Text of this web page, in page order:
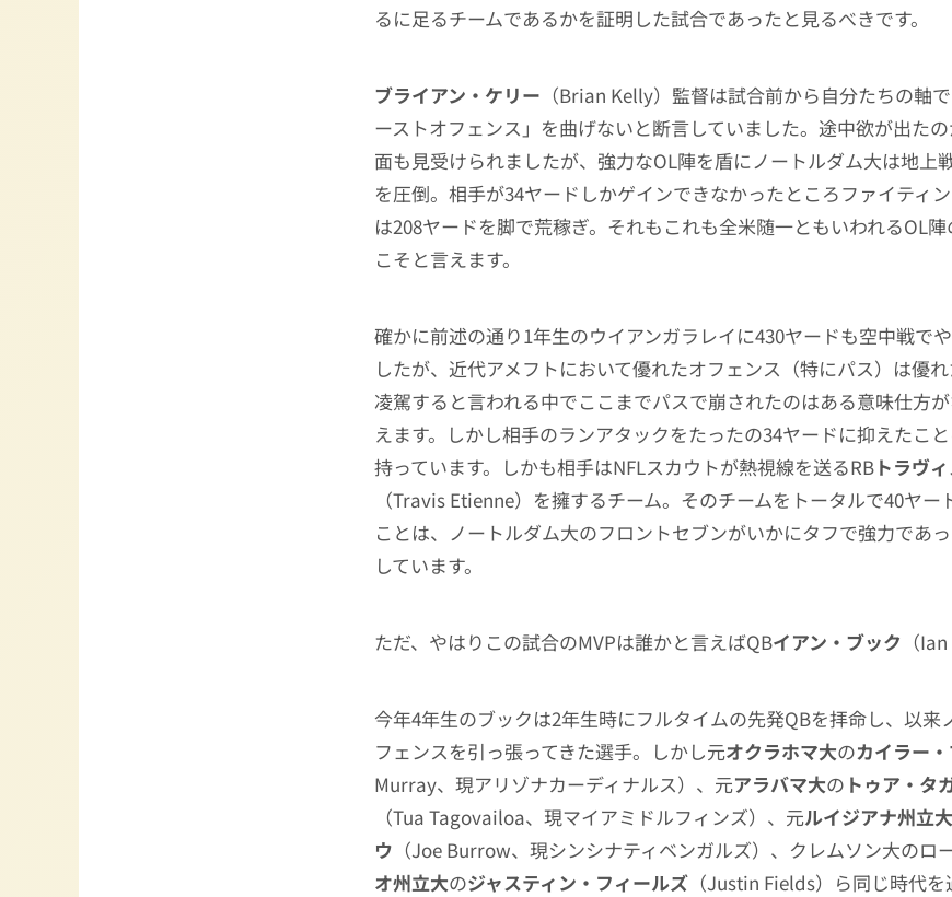
るに足るチームであるかを証明した試合であったと見るべきです。
ブライアン・ケリー （Brian Kelly）監督は試合前から自分たちの軸
ーストオフェンス」を曲げないと断言していました。途中欲が出た
面も見受けられましたが、強力なOL陣を盾にノートルダム大は地上
を圧倒。相手が34ヤードしかゲインできなかったところファイティ
は208ヤードを脚で荒稼ぎ。それもこれも全米随一ともいわれるOL
こそと言えます。
確かに前述の通り1年生のウイアンガラレイに430ヤードも空中戦で
したが、近代アメフトにおいて優れたオフェンス（特にパス）は優
凌駕すると言われる中でここまでパスで崩されたのはある意味仕方
えます。しかし相手のランアタックをたったの34ヤードに抑えたこ
持っています。しかも相手はNFLスカウトが熱視線を送るRB トラヴ
（Travis Etienne）を擁するチーム。そのチームをトータルで40ヤー
ことは、ノートルダム大のフロントセブンがいかにタフで強力であ
しています。
ただ、やはりこの試合のMVPは誰かと言えばQBイアン・ブック （
今年4年生のブックは2年生時にフルタイムの先発QBを拝命し、以来
フェンスを引っ張ってきた選手。しかし元オクラホマ大のカイラー
Murray、現アリゾナカーディナルス）、元アラバマ大の トゥア・タ
（Tua Tagovailoa、現マイアミドルフィンズ）、元ルイジアナ州立大
ウ （Joe Burrow、現シンシナティベンガルズ）、クレムソン大のロー
オ州立大のジャスティン・フィールズ （Justin Fields）ら同じ時代